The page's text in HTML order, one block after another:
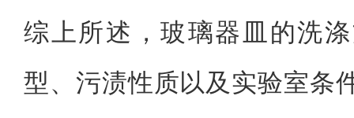
综上所述，玻璃器皿的洗
型、污渍性质以及实验室条